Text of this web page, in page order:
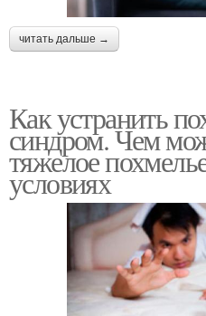
читать дальше →
Как устранить
синдром. Чем
тяжелое
условиях